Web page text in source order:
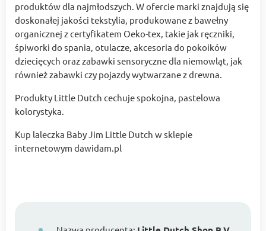
produktów dla najmłodszych. W ofercie marki znajdują się
doskonałej jakości tekstylia, produkowane z bawełny
organicznej z certyfikatem Oeko-tex, takie jak ręczniki,
śpiworki do spania, otulacze, akcesoria do pokoików
dziecięcych oraz zabawki sensoryczne dla niemowląt, jak
również zabawki czy pojazdy wytwarzane z drewna.
Produkty Little Dutch cechuje spokojna, pastelowa
kolorystyka.
Kup laleczka Baby Jim Little Dutch w sklepie
internetowym dawidam.pl